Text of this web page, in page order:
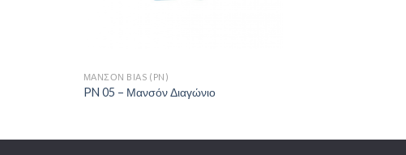
ΜΑΝΣΌΝ BIAS (PN)
PN 05 – Μανσόν Διαγώνιο